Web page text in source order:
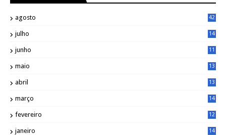
agosto 42
julho
14
junho
11
maio
13
abril
13
março
14
fevereiro
12
janeiro
14